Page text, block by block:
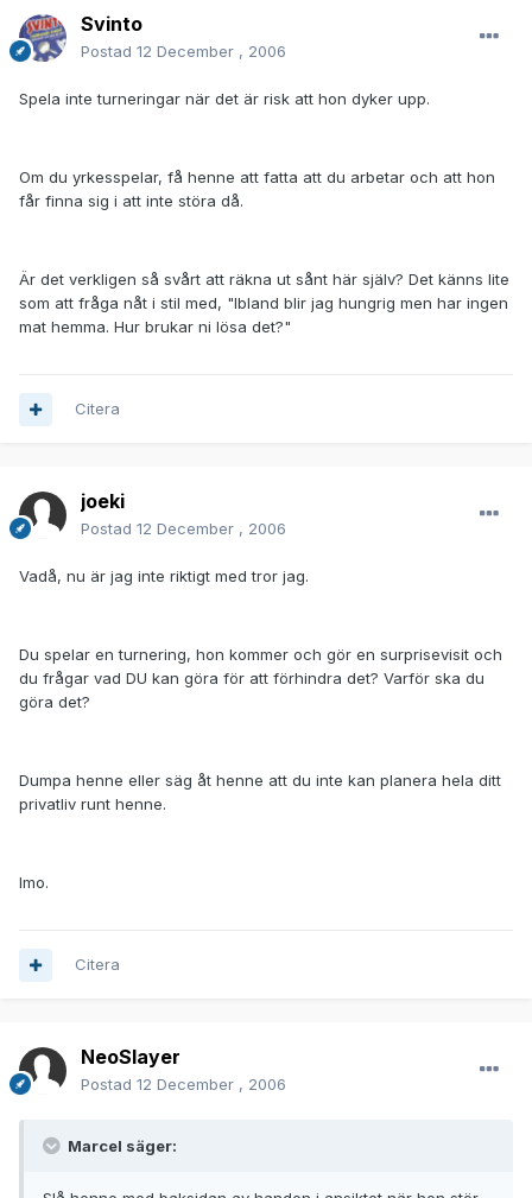
Svinto
Postad 12 December , 2006
Spela inte turneringar när det är risk att hon dyker upp.
Om du yrkesspelar, få henne att fatta att du arbetar och att hon
får finna sig i att inte störa då.
Är det verkligen så svårt att räkna ut sånt här själv? Det känns lite
som att fråga nåt i stil med, "Ibland blir jag hungrig men har ingen
mat hemma. Hur brukar ni lösa det?"
Citera
joeki
Postad 12 December , 2006
Vadå, nu är jag inte riktigt med tror jag.
Du spelar en turnering, hon kommer och gör en surprisevisit och
du frågar vad DU kan göra för att förhindra det? Varför ska du
göra det?
Dumpa henne eller säg åt henne att du inte kan planera hela ditt
privatliv runt henne.
Imo.
Citera
NeoSlayer
Postad 12 December , 2006
Marcel säger: